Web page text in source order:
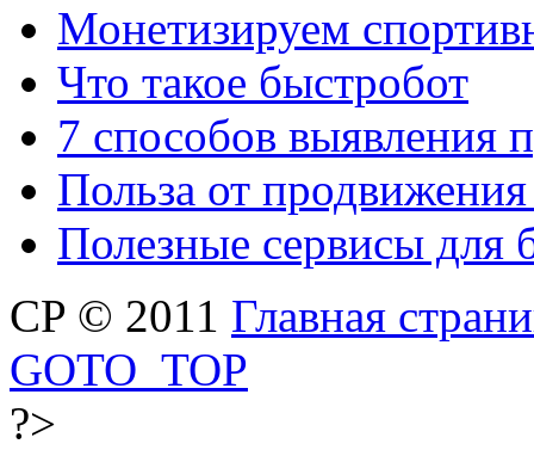
Монетизируем
Что такое быстробот
7 способов выявления
Польза от
Полезные сервисы для
CP © 2011 Главная
GOTO_TOP
?>